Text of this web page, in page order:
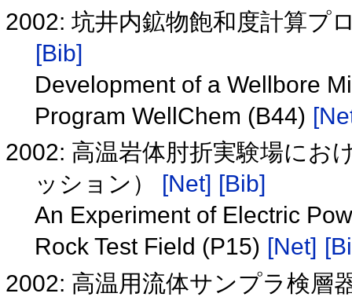
2002: 坑井内鉱物飽和度計算プ
[Bib]
Development of a Wellbore
Program WellChem (B44)
2002: 高温岩体肘折実験場にお
ッション）
[Net] [Bib]
An Experiment of Electric
Rock Test Field (P15) [Net]
2002: 高温用流体サンプラ検層